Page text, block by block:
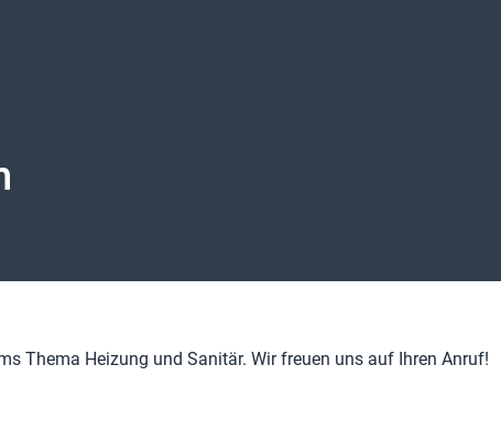
Thema Heizung und Sanitär. Wir freuen uns auf Ihren Anruf!